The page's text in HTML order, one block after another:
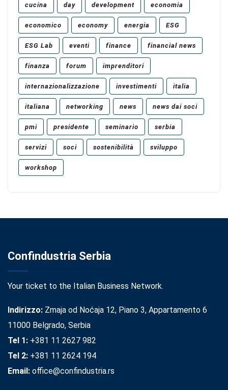
cucina day development economia
economico economy energia ESG
ESG Lab eventi finance financial news
finanza forum imprenditori
internazionalizzazione investimenti italia
italiana networking news news dai soci
pmi presidente seminario serbia
servizi soci sostenibilità sviluppo
workshop
Confindustria Serbia
Your ticket to the Italian Business Network.
Indirizzo: Zmaja od Noćaja 12, Piano 3, Appartamento 6
11000 Belgrado, Serbia
Tel 1: +381 11 2627 982
Tel 2: +381 11 2624 194
Email: office@confindustria.rs